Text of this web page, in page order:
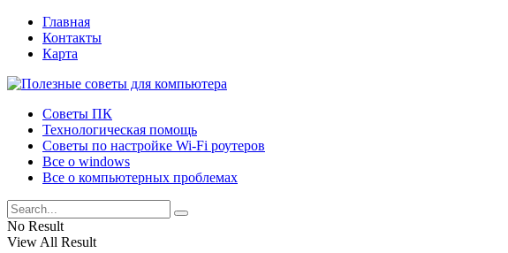
Главная
Контакты
Карта
Советы ПК
Технологическая помощь
Советы по настройке Wi-Fi роутеров
Все о windows
Все о компьютерных проблемах
No Result
View All Result